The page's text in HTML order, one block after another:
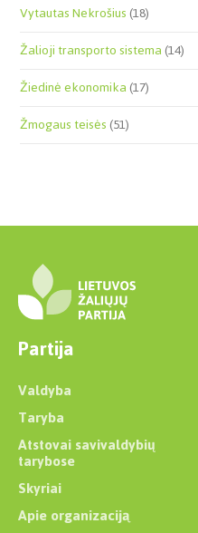
Vytautas Nekrošius(18)
Žalioji transporto sistema(14)
Žiedinė ekonomika(17)
Žmogaus teisės(51)
Partija
Valdyba
Taryba
Atstovai savivaldybių
tarybose
Skyriai
Apie organizaciją